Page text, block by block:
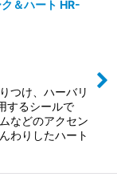
＆ハート HR-
つけ、ハーバリ
するシールで
などのアクセン
わりしたハート